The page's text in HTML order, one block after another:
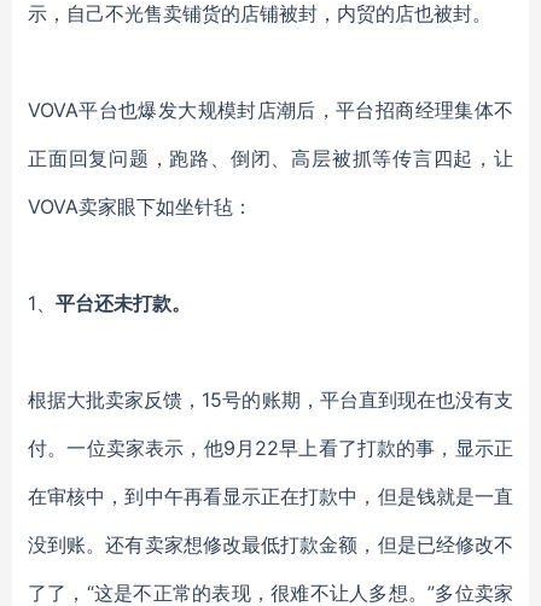
示，自己不光售卖铺货的店铺被封，内贸的店也被封。
VOVA平台也爆发大规模封店潮后，平台招商经理集体不
正面回复问题，跑路、倒闭、高层被抓等传言四起，让
VOVA卖家眼下如坐针毡：
1、 平台还未打款。
根据大批卖家反馈， 15号的账期，平台直到现在也没有支
付。一位卖家表示，他9月22早上看了打款的事，显示正
在审核中，到中午再看显示正在打款中，但是钱就是一直
没到账。还有卖家想修改最低打款金额，但是已经修改不
了了，“这是不正常的表现，很难不让人多想。”多位卖家